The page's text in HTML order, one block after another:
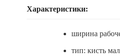
Характеристики:
ширина
тип: кисть